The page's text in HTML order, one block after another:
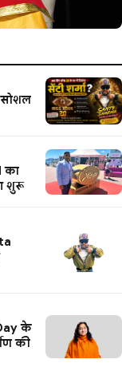
सोशल
का
शुरू
के
की